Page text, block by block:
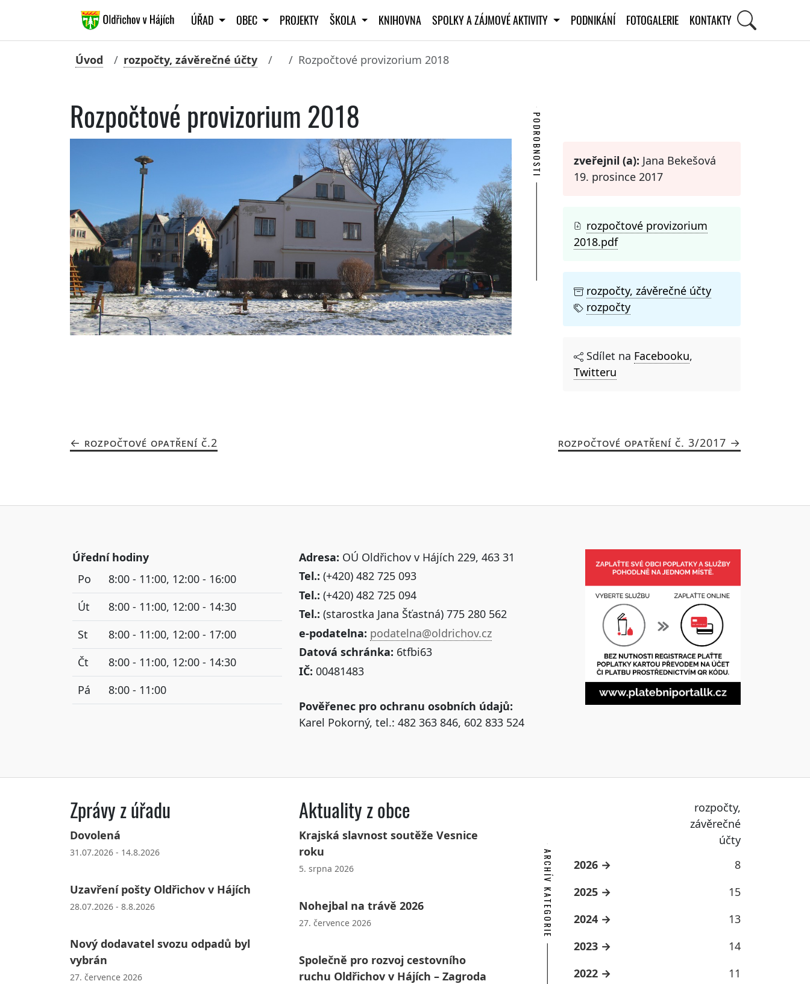
ÚŘAD OBEC PROJEKTY ŠKOLA KNIHOVNA SPOLKY A ZÁJMOVÉ AKTIVITY PODNIKÁNÍ FOTOGALERIE KONTAKTY
Úvod rozpočty, závěrečné účty Rozpočtové provizorium 2018
Rozpočtové provizorium 2018 PODROBNOSTI zveřejnil (a): Jana Bekešová
19. prosince 2017
rozpočtové provizorium
2018.pdf
rozpočty, závěrečné účty
rozpočty
Sdílet na Facebooku,
Twitteru
ROZPOČTOVÉ OPATŘENÍ Č.2 ROZPOČTOVÉ OPATŘENÍ Č. 3/2017
Úřední hodiny
Po
8:00 - 11:00, 12:00 - 16:00
Út
8:00 - 11:00, 12:00 - 14:30
St
8:00 - 11:00, 12:00 - 17:00
Čt
8:00 - 11:00, 12:00 - 14:30
Pá
8:00 - 11:00
Adresa: OÚ Oldřichov v Hájích 229, 463 31
Tel.: (+420) 482 725 093
Tel.: (+420) 482 725 094
Tel.: (starostka Jana Šťastná) 775 280 562
e-podatelna: podatelna@oldrichov.cz
Datová schránka: 6tfbi63
IČ: 00481483
Pověřenec pro ochranu osobních údajů:
Karel Pokorný, tel.: 482 363 846, 602 833 524
Zprávy z úřadu
Dovolená
31.07.2026 - 14.8.2026
Uzavření pošty Oldřichov v Hájích
28.07.2026 - 8.8.2026
Nový dodavatel svozu odpadů byl
vybrán
27. července 2026
Aktuality z obce
Krajská slavnost soutěže Vesnice
roku
5. srpna 2026
Nohejbal na trávě 2026
27. července 2026
Společně pro rozvoj cestovního
ruchu Oldřichov v Hájích – Zagroda
rozpočty,
závěrečné
účty
ARCHÍV KATEGORIE 2026
8
2025
15
2024
13
2023
14
2022
11